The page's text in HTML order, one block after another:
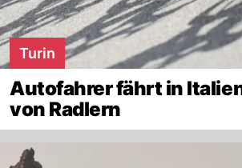
Turin
Autofahrer fährt in
von Radlern